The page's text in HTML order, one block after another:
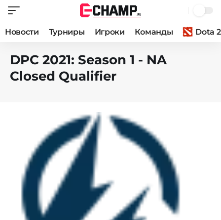
Новости Турниры Игроки Команды Dota 2
DPC 2021: Season 1 - NA
Closed Qualifier